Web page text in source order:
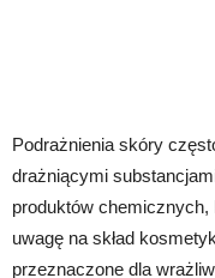
Podrażnienia skóry
drażniącymi
produktów
uwagę na skład
przeznaczone dla